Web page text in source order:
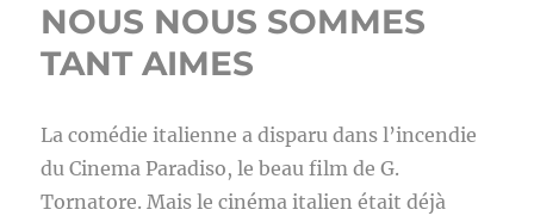
NOUS NOUS SOMMES
TANT AIMES
La comédie italienne a disparu dans l’incendie
du Cinema Paradiso, le beau film de G.
Tornatore. Mais le cinéma italien était déjà